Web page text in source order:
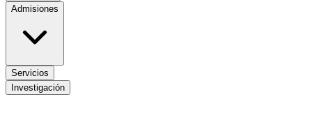
Admisiones
Servicios
Investigación